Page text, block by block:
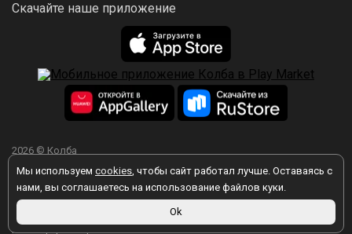
Мы используем cookies, чтобы сайт работал лучше. Оставаясь с
нами, вы соглашаетесь на использование файлов куки.
Ok
Скачайте наше приложение
2026 © Колба
Вы принимаете условия политики в отношении обработки
персональных данных
любой форме обратной связи на сайте kolba.ru.